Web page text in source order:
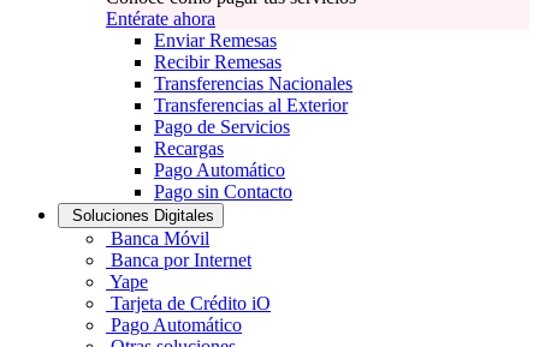
Entérate ahora
Enviar Remesas
Recibir Remesas
Transferencias Nacionales
Transferencias al Exterior
Pago de Servicios
Recargas
Pago Automático
Pago sin Contacto
Soluciones Digitales
Banca Móvil
Banca por Internet
Yape
Tarjeta de Crédito iO
Pago Automático